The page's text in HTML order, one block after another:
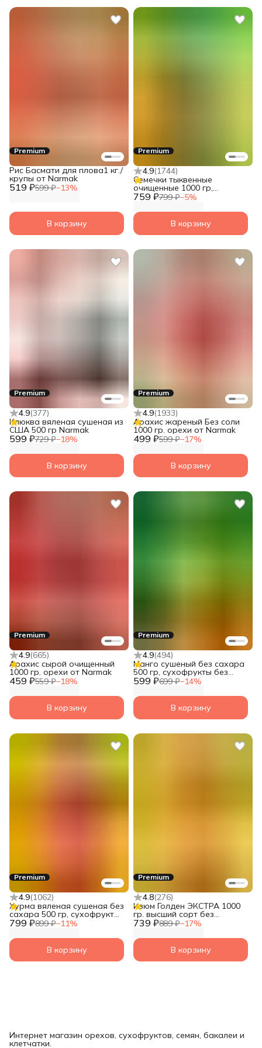
Premium
519 ₽599 ₽−13%
Рис Басмати для плова1 кг./
крупы от Narmak
В корзину
Premium
4.9(1744)
759 ₽799 ₽−5%
Семечки тыквенные
очищенные 1000 гр,
суперфуд от Narmak
В корзину
Premium
4.9(377)
599 ₽729 ₽−18%
Клюква вяленая сушеная из
США 500 гр Narmak
В корзину
Premium
4.9(1933)
499 ₽599 ₽−17%
Арахис жареный Без соли
1000 гр. орехи от Narmak
В корзину
Premium
4.9(665)
459 ₽559 ₽−18%
Арахис сырой очищенный
1000 гр. орехи от Narmak
В корзину
Premium
4.9(494)
599 ₽699 ₽−14%
Манго сушеный без сахара
500 гр, сухофрукты без
сахара натуральные от
В корзину
Premium
4.9(1062)
799 ₽899 ₽−11%
Хурма вяленая сушеная без
сахара 500 гр, сухофрукты
без сахара натуральные от
В корзину
Premium
4.8(276)
739 ₽889 ₽−17%
Изюм Голден ЭКСТРА 1000
гр. высший сорт без
косточек, сухофрукты без
Narmak
В корзину
Интернет магазин орехов, сухофруктов, семян, бакалеи и
клетчатки.